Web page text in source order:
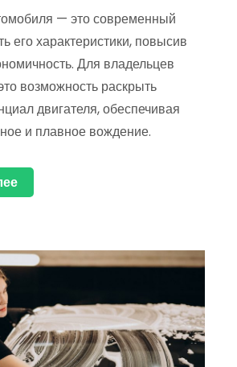
— это современный
его характеристики, повысив
Для владельцев
возможность раскрыть
двигателя, обеспечивая
и плавное вождение.